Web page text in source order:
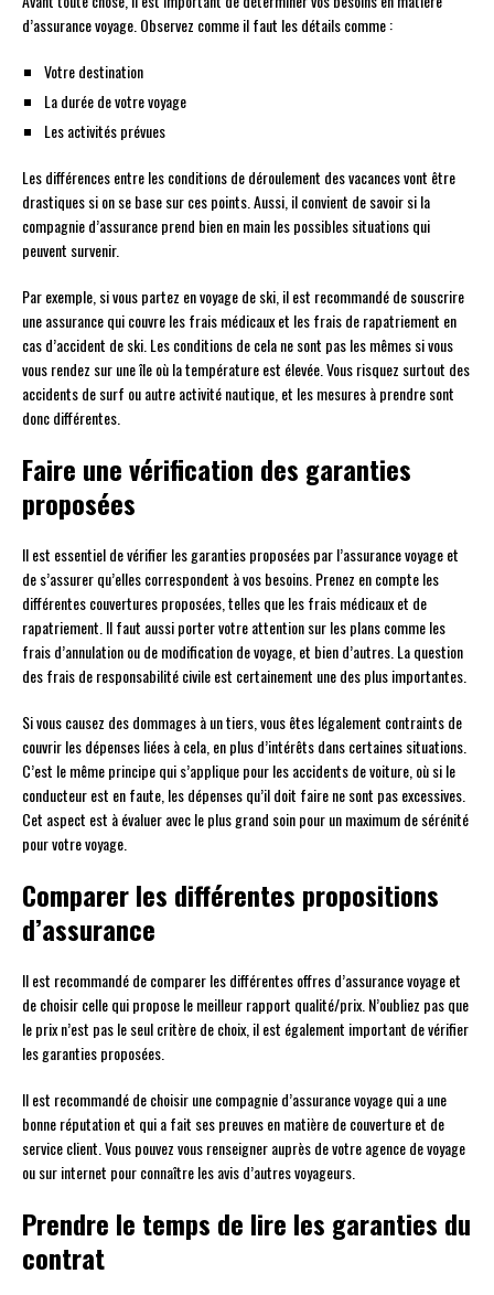
d’assurance voyage. Observez comme il faut les détails comme :
Votre destination
La durée de votre voyage
Les activités prévues
Les différences entre les conditions de déroulement des vacances vont être
drastiques si on se base sur ces points. Aussi, il convient de savoir si la
compagnie d’assurance prend bien en main les possibles situations qui
peuvent survenir.
Par exemple, si vous partez en voyage de ski, il est recommandé de souscrire
une assurance qui couvre les frais médicaux et les frais de rapatriement en
cas d’accident de ski. Les conditions de cela ne sont pas les mêmes si vous
vous rendez sur une île où la température est élevée. Vous risquez surtout des
accidents de surf ou autre activité nautique, et les mesures à prendre sont
donc différentes.
Faire une vérification des garanties
proposées
Il est essentiel de vérifier les garanties proposées par l’assurance voyage et
de s’assurer qu’elles correspondent à vos besoins. Prenez en compte les
différentes couvertures proposées, telles que les frais médicaux et de
rapatriement. Il faut aussi porter votre attention sur les plans comme les
frais d’annulation ou de modification de voyage, et bien d’autres. La question
des frais de responsabilité civile est certainement une des plus importantes.
Si vous causez des dommages à un tiers, vous êtes légalement contraints de
couvrir les dépenses liées à cela, en plus d’intérêts dans certaines situations.
C’est le même principe qui s’applique pour les accidents de voiture, où si le
conducteur est en faute, les dépenses qu’il doit faire ne sont pas excessives.
Cet aspect est à évaluer avec le plus grand soin pour un maximum de sérénité
pour votre voyage.
Comparer les différentes propositions
d’assurance
Il est recommandé de comparer les différentes offres d’assurance voyage et
de choisir celle qui propose le meilleur rapport qualité/prix. N’oubliez pas que
le prix n’est pas le seul critère de choix, il est également important de vérifier
les garanties proposées.
Il est recommandé de choisir une compagnie d’assurance voyage qui a une
bonne réputation et qui a fait ses preuves en matière de couverture et de
service client. Vous pouvez vous renseigner auprès de votre agence de voyage
ou sur internet pour connaître les avis d’autres voyageurs.
Prendre le temps de lire les garanties du
contrat